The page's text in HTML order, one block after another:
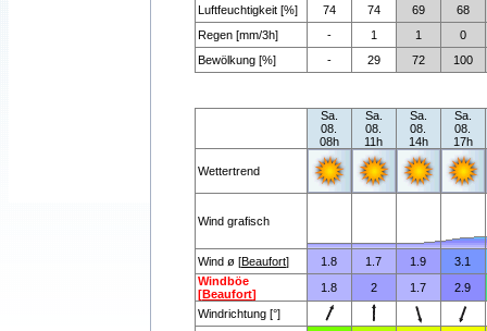
Luftfeuchtigkeit [%]
74 74 69
68
Regen [mm/3h]
- 1 1
0
Bewölkung [%]
- 29 72 100
Sa.
08.
08h
Sa.
08.
11h
Sa.
08.
14h
Sa.
08.
17h
Wettertrend
Wind grafisch
Wind ø [Beaufort] 1.8 1.7 1.9
3.1
Windböe
[Beaufort] 1.8 2 1.7
2.9
Windrichtung [°]